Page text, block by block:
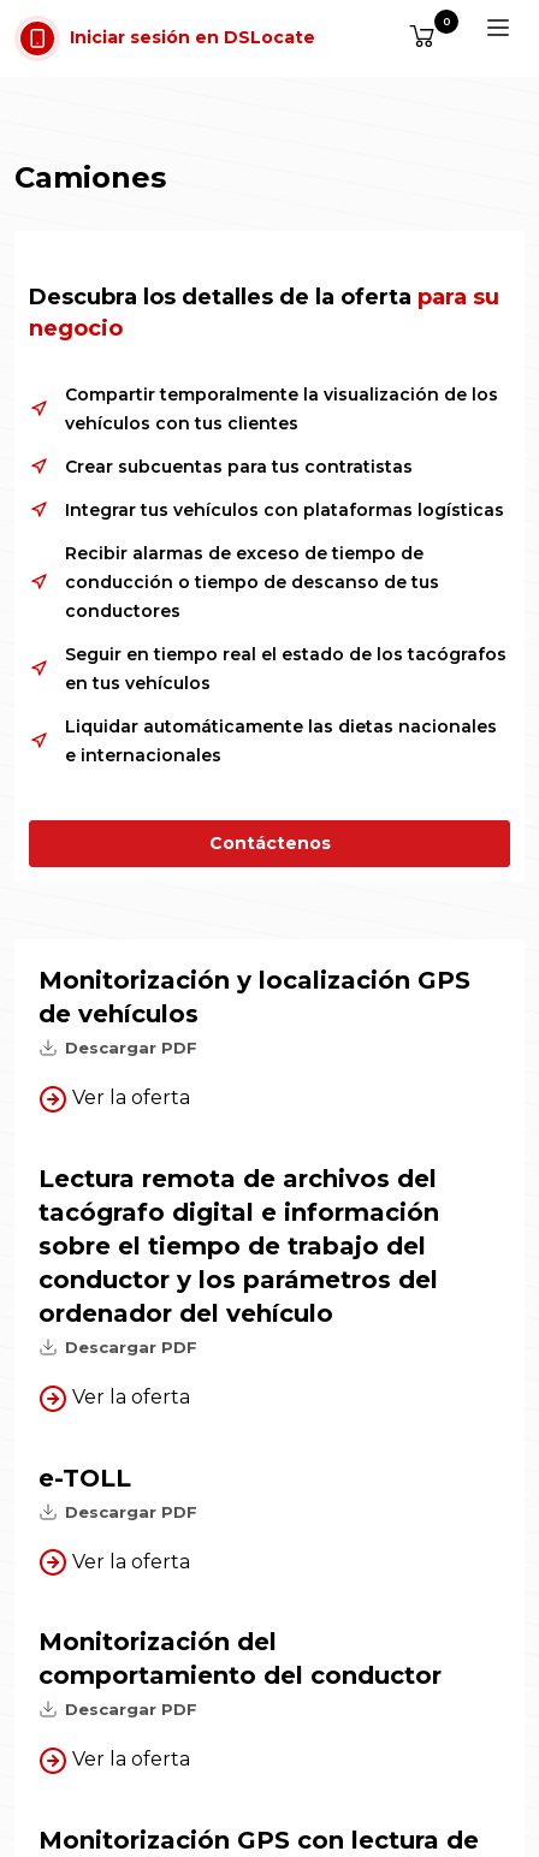
Saltar al contenido
Iniciar sesión en DSLocate
0
Camiones
Descubra los detalles de la oferta para su
negocio
Compartir temporalmente la visualización de los
vehículos con tus clientes
Crear subcuentas para tus contratistas
Integrar tus vehículos con plataformas logísticas
Recibir alarmas de exceso de tiempo de
conducción o tiempo de descanso de tus
conductores
Seguir en tiempo real el estado de los tacógrafos
en tus vehículos
Liquidar automáticamente las dietas nacionales
e internacionales
Contáctenos
Monitorización y localización GPS
de vehículos
Descargar PDF
Ver la oferta
Lectura remota de archivos del
tacógrafo digital e información
sobre el tiempo de trabajo del
conductor y los parámetros del
ordenador del vehículo
Descargar PDF
Ver la oferta
e-TOLL
Descargar PDF
Ver la oferta
Monitorización del
comportamiento del conductor
Descargar PDF
Ver la oferta
Monitorización GPS con lectura de